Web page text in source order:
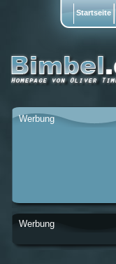
Werbung
Werbung
Startseite